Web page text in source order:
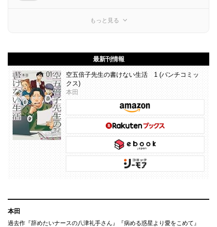
もっと見る
最新刊情報
空五倍子先生の書けない生活 1 (バンチコミッ
クス)
本田
本田
過去作『辞めたいナースの八津礼手さん』『病める惑星より愛をこめて』